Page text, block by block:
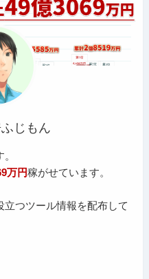
じもん
万円稼がせています。
つツール情報を配布して